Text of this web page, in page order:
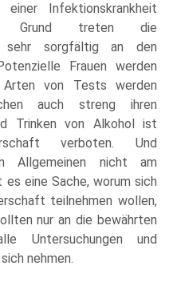
Infektionskrankheit
Grund treten die
sehr sorgfältig an den
Frauen werden
von Tests werden
auch streng ihren
Trinken von Alkohol ist
verboten. Und
Allgemeinen nicht am
eine Sache, worum sich
teilnehmen wollen,
nur an die bewährten
Untersuchungen und
nehmen.